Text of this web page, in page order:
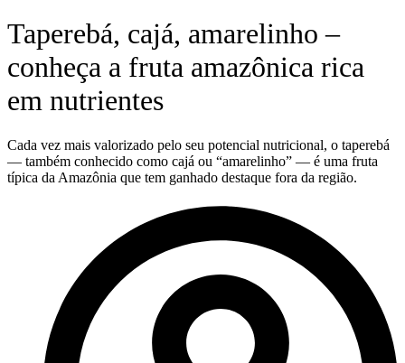
Taperebá, cajá, amarelinho –
conheça a fruta amazônica rica
em nutrientes
Cada vez mais valorizado pelo seu potencial nutricional, o taperebá
— também conhecido como cajá ou “amarelinho” — é uma fruta
típica da Amazônia que tem ganhado destaque fora da região.